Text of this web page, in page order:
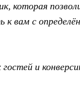
которая
вам с
и